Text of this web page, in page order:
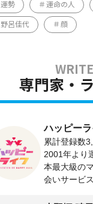
運勢 運命の人
野呂佳代 顔
専門家・
ハッピー
累計登録数
2001年より
本最大級の
会いサービ